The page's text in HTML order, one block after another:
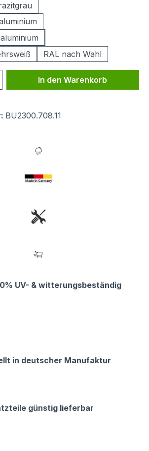
RAL nach Wahl
Gib den
In den Warenkorb
BU2300.708.11
UV- & witterungsbeständig
in deutscher Manufaktur
günstig lieferbar